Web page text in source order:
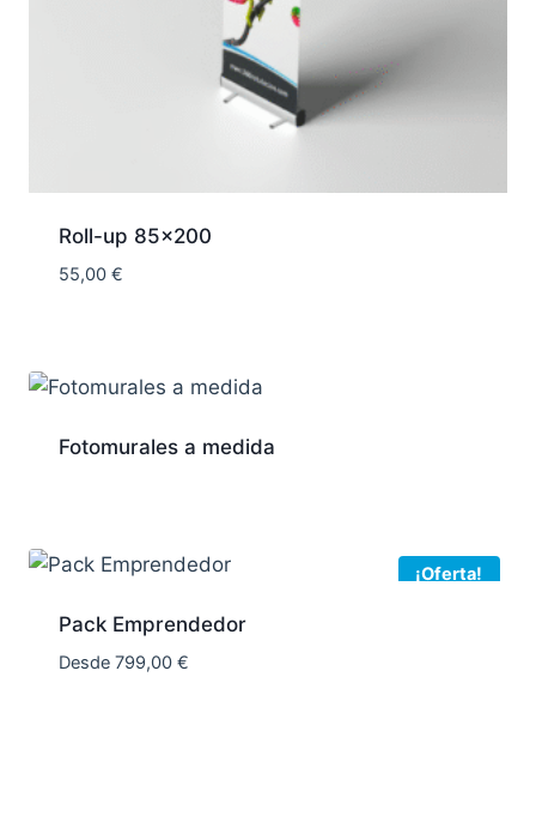
Roll-up 85×200
55,00 €
Fotomurales a medida
¡Oferta!
Pack Emprendedor
Desde 799,00 €